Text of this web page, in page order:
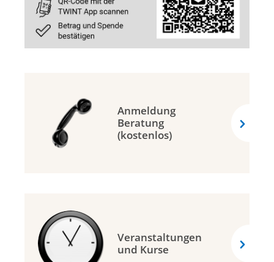
Anmeldung
Beratung
(kostenlos)
Veranstaltungen
und Kurse